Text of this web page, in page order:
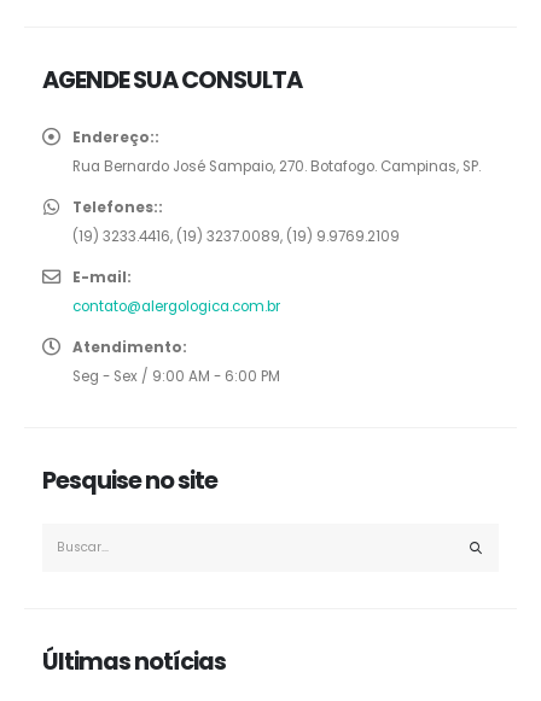
AGENDE SUA CONSULTA
Endereço::
Rua Bernardo José Sampaio, 270. Botafogo. Campinas, SP.
Telefones::
(19) 3233.4416, (19) 3237.0089, (19) 9.9769.2109
E-mail:
contato@alergologica.com.br
Atendimento:
Seg - Sex / 9:00 AM - 6:00 PM
Pesquise no site
Últimas notícias